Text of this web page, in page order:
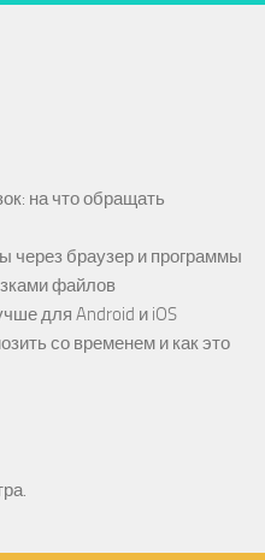
на что обращать
через браузер и программы
файлов
для Android и iOS
со временем и как это